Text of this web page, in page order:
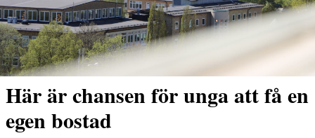
Här är chansen för unga att få en
egen bostad